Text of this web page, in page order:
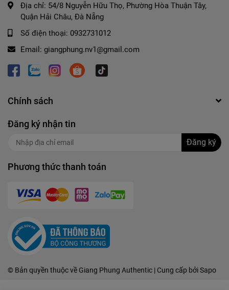
Địa chỉ: 54/8 Nguyễn Hữu Thọ, Phường Hòa Thuận Tây,
Quận Hải Châu, Đà Nẵng
Số điện thoại: 0932731012
Email: giangphung.nv1@gmail.com
Chính sách
Đăng ký nhận tin
Đăng ký
Phương thức thanh toán
© Bản quyền thuộc về Giang Phung Authentic | Cung cấp bởiSapo